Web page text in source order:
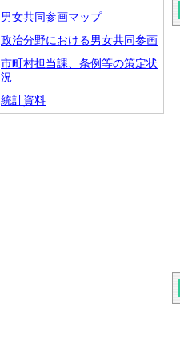
男女共同参画マップ
政治分野における男女共同参画
市町村担当課、条例等の策定状
況
統計資料